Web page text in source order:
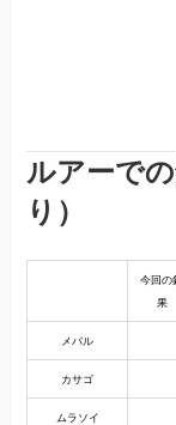
ルアーで
り）
今回の
果
メバル
カサゴ
ムラソイ